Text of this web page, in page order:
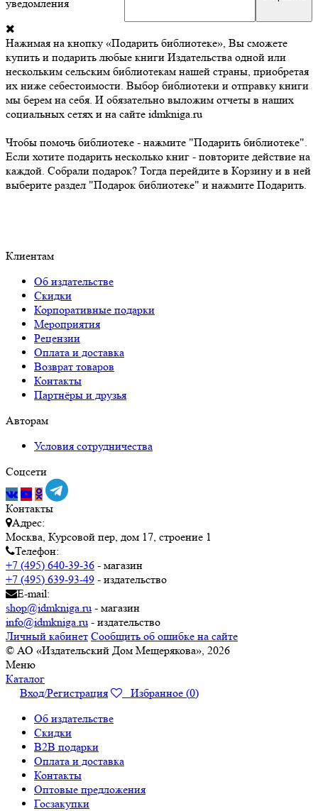
уведомления
Нажимая на кнопку «Подарить библиотеке», Вы сможете
купить и подарить любые книги Издательства одной или
нескольким сельским библиотекам нашей страны, приобретая
их ниже себестоимости. Выбор библиотеки и отправку книги
мы берем на себя. И обязательно выложим отчеты в наших
социальных сетях и на сайте idmkniga.ru
Чтобы помочь библиотеке - нажмите "Подарить библиотеке".
Если хотите подарить несколько книг - повторите действие на
каждой. Собрали подарок? Тогда перейдите в Корзину и в ней
выберите раздел "Подарок библиотеке" и нажмите Подарить.
Клиентам
Об издательстве
Скидки
Корпоративные подарки
Мероприятия
Рецензии
Оплата и доставка
Возврат товаров
Контакты
Партнёры и друзья
Авторам
Условия сотрудничества
Соцсети
Контакты
Адрес:
Москва, Курсовой пер, дом 17, строение 1
Телефон:
+7 (495) 640-39-36 - магазин
+7 (495) 639-93-49 - издательство
E-mail:
shop@idmkniga.ru - магазин
info@idmkniga.ru - издательство
Личный кабинет Сообщить об ошибке на сайте
© АО «Издательский Дом Мещерякова», 2026
Меню
Каталог
Вход/Регистрация
Избранное (0)
Об издательстве
Скидки
B2B подарки
Оплата и доставка
Контакты
Оптовые предложения
Госзакупки